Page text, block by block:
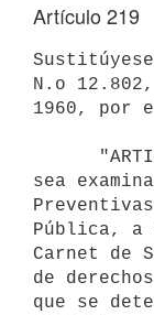
Artículo 219
N.o
1960, por
sea
Pública, a
Carnet de
de
que se